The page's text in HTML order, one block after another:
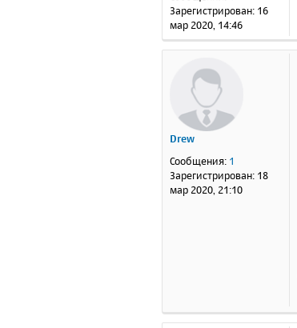
Зарегистрирован: 16
мар 2020, 14:46
Drew
Сообщения: 1
Зарегистрирован: 18
мар 2020, 21:10